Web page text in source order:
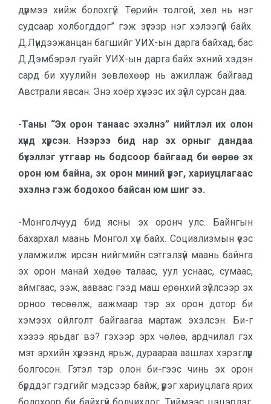
дүрмээ хийж болохгүй. Төрийн толгой, хөл нь нэг
судсаар холбогддог” гэж зүгээр нэг хэлээгүй байх.
Д.Лүндээжанцан багшийг УИХ-ын дарга байхад, бас
Д.Дэмбэрэл гуайг УИХ-ын дарга байх эхний хэдэн
сард би хуулийн зөвлөхөөр нь ажиллаж байгаад
Австрали явсан. Энэ хоёр хүнээс их зүйл сурсан даа.
-Таны “Эх орон танаас эхэлнэ” нийтлэл их олон
хүнд хүрсэн. Нээрээ бид нар эх орныг дандаа
бүхэллэг утгаар нь бодсоор байгаад би өөрөө эх
орон юм байна, эх орон миний үүрэг, хариуцлагаас
эхэлнэ гэж бодохоо байсан юм шиг ээ.
-Монголчууд бид ясны эх оронч улс. Байнгын
бахархал маань Монгол хүн байх. Социализмын үеэс
уламжилж ирсэн нийгмийн сэтгэлзүй маань байнга
эх орон манай хөдөө талаас, уул уснаас, сумаас,
аймгаас, ээж, ааваас гээд маш ерөнхий зүйлсээр эх
орноо төсөөлж, аажмаар тэр эх орон дотор би
хэмээх ойлголт байгаагаа мартаж эхэлсэн. Би-г
хэзээ ярьдаг вэ? гэхээр эрх чөлөө, ардчилал гэх
мэт эрхийн хүрээнд ярьж, дураараа аашлах хэрэглүүр
болгосон. Гэтэл тэр олон би-гээс чинь эх орон
бүрддэг гэдгийг мэдсээр байж, үүрэг хариуцлага ярих